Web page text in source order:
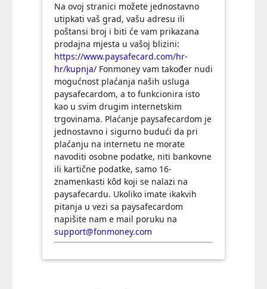
Na ovoj stranici možete jednostavno
utipkati vaš grad, vašu adresu ili
poštansi broj i biti će vam prikazana
prodajna mjesta u vašoj blizini:
https://www.paysafecard.com/hr-
hr/kupnja/ Fonmoney vam također nudi
mogućnost plaćanja naših usluga
paysafecardom, a to funkcionira isto
kao u svim drugim internetskim
trgovinama. Plaćanje paysafecardom je
jednostavno i sigurno budući da pri
plaćanju na internetu ne morate
navoditi osobne podatke, niti bankovne
ili kartične podatke, samo 16-
znamenkasti kôd koji se nalazi na
paysafecardu. Ukoliko imate ikakvih
pitanja u vezi sa paysafecardom
napišite nam e mail poruku na
support@fonmoney.com